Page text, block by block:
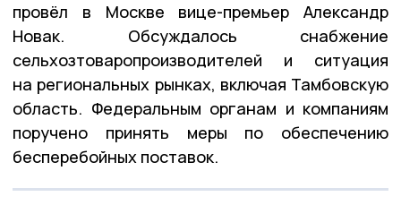
провёл в Москве вице-премьер Александр
Новак. Обсуждалось снабжение
сельхозтоваропроизводителей и ситуация
на региональных рынках, включая Тамбовскую
область. Федеральным органам и компаниям
поручено принять меры по обеспечению
бесперебойных поставок.